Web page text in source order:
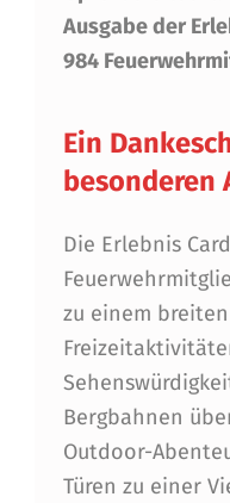
R
T
I
O
L
A
L
S
D
Ausgabe der
984
Ein
besonderen
Die Erlebnis
zu einem
Bergbahnen
Outdoor-
Türen zu einer